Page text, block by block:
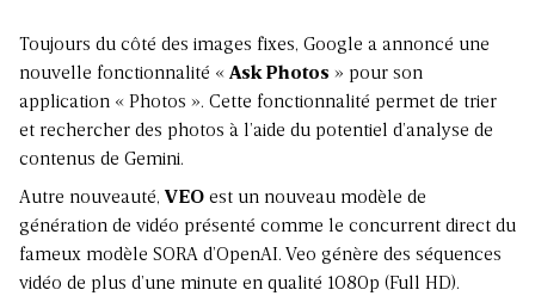
Toujours du côté des images fixes, Google a annoncé une
nouvelle fonctionnalité « Ask Photos » pour son
application « Photos ». Cette fonctionnalité permet de trier
et rechercher des photos à l’aide du potentiel d’analyse de
contenus de Gemini.
Autre nouveauté, VEO est un nouveau modèle de
génération de vidéo présenté comme le concurrent direct du
fameux modèle SORA d’OpenAI. Veo génère des séquences
vidéo de plus d’une minute en qualité 1080p (Full HD).